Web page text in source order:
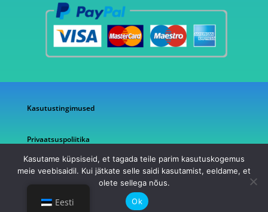
Kasutustingimused
Privaatsuspoliitika
©2026 AG Pood
Eesti
Kasutame küpsiseid, et tagada teile parim kasutuskogemus
meie veebisaidil. Kui jätkate selle saidi kasutamist, eeldame, et
olete sellega nõus.
Ok